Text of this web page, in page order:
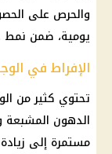
والحرص على
يومية، ضمن نمط
الإفراط في
تحتوي كثير من
الدهون المشبعة
مستمرة إلى